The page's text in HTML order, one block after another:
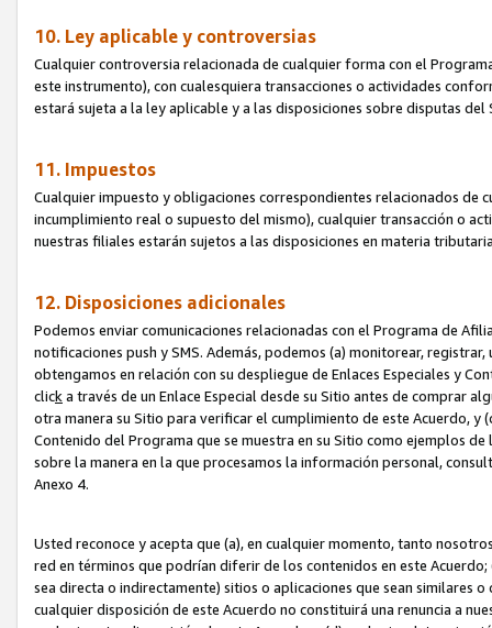
10. Ley aplicable y controversias
Cualquier controversia relacionada de cualquier forma con el
este instrumento), con cualesquiera transacciones o actividades
estará sujeta a la ley aplicable y a las disposiciones sobre disputas
11. Impuestos
Cualquier impuesto y obligaciones correspondientes relacionados de
incumplimiento real o supuesto del mismo), cualquier transacción o
nuestras filiales estarán sujetos a las disposiciones en materia
12. Disposiciones adicionales
Podemos enviar comunicaciones relacionadas con el Programa de
notificaciones push y SMS. Además, podemos (a) monitorear,
obtengamos en relación con su despliegue de Enlaces Especiales y
clicka través de un Enlace Especial desde su Sitio antes de comprar
otra manera su Sitio para verificar el cumplimiento de este Acuerdo,
Contenido del Programa que se muestra en su Sitio como ejemplos
sobre la manera en la que procesamos la información personal,
Anexo 4.
Usted reconoce y acepta que (a), en cualquier momento, tanto
red en términos que podrían diferir de los contenidos en este
sea directa o indirectamente) sitios o aplicaciones que sean similares
cualquier disposición de este Acuerdo no constituirá una renuncia a